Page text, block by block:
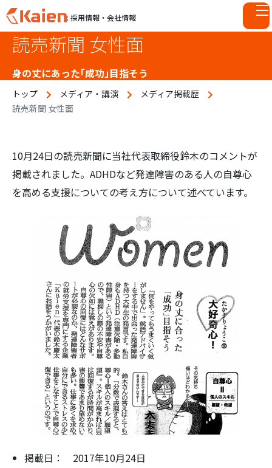
p
: 採用情報・会社情報
読売新聞 女性面
身の丈にあった「成功」目指そう
トップ メディア・講演
メディア掲載歴
読売新聞 女性面
10月24日の読売新聞に当社代表取締役鈴木のコメントが
掲載されました。ADHDなど発達障害のある人の自尊心
を高める支援についての考え方について述べています。
掲載日： 2017年10月24日